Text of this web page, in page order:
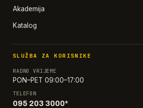
Akademija
Katalog
SLUŽBA ZA KORISNIKE
RADNO VRIJEME
PON–PET 09:00–17:00
TELEFON
095 203 3000*